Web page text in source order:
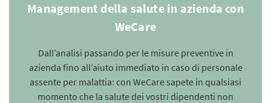
Management della salute in azienda con
WeCare
Dall’analisi passando per le misure preventive in
azienda fino all’aiuto immediato in caso di personale
assente per malattia: con WeCare sapete in qualsiasi
momento che la salute dei vostri dipendenti non